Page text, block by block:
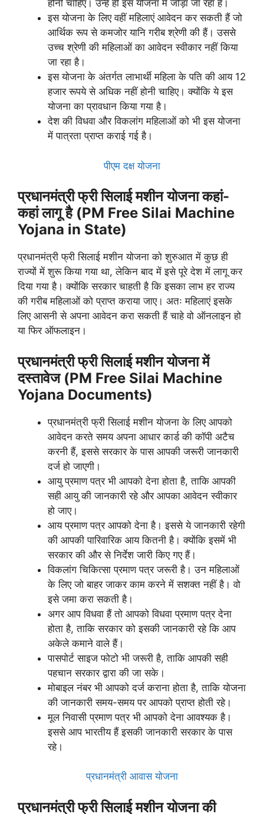
होनी चाहिए। उन्हें ही इस योजना में जोड़ा जा रहा है।
इस योजना के लिए वहीं महिलाएं आवेदन कर सकती हैं जो
आर्थिक रूप से कमजोर यानि गरीब श्रेणी की हैं। उससे
उच्च श्रेणी की महिलाओं का आवेदन स्वीकार नहीं किया
जा रहा है।
इस योजना के अंतर्गत लाभार्थी महिला के पति की आय 12
हजार रूपये से अधिक नहीं होनी चाहिए। क्योंकि ये इस
योजना का प्रावधान किया गया है।
देश की विधवा और विकलांग महिलाओं को भी इस योजना
में पात्रता प्राप्त कराई गई है।
पीएम दक्ष योजना
प्रधानमंत्री फ्री सिलाई मशीन योजना कहां-
कहां लागू है (PM Free Silai Machine
Yojana in State)
प्रधानमंत्री फ्री सिलाई मशीन योजना को शुरुआत में कुछ ही
राज्यों में शुरू किया गया था, लेकिन बाद में इसे पूरे देश में लागू कर
दिया गया है। क्योंकि सरकार चाहती है कि इसका लाभ हर राज्य
की गरीब महिलाओं को प्राप्त कराया जाए। अतः महिलाएं इसके
लिए आसनी से अपना आवेदन करा सकती हैं चाहे वो ऑनलाइन हो
या फिर ऑफलाइन।
प्रधानमंत्री फ्री सिलाई मशीन योजना में
दस्तावेज (PM Free Silai Machine
Yojana Documents)
प्रधानमंत्री फ्री सिलाई मशीन योजना के लिए आपको
आवेदन करते समय अपना आधार कार्ड की कॉपी अटैच
करनी हैं, इससे सरकार के पास आपकी जरूरी जानकारी
दर्ज हो जाएगी।
आयु प्रमाण पत्र भी आपको देना होता है, ताकि आपकी
सही आयु की जानकारी रहे और आपका आवेदन स्वीकार
हो जाए।
आय प्रमाण पत्र आपको देना है। इससे ये जानकारी रहेगी
की आपकी पारिवारिक आय कितनी है। क्योंकि इसमें भी
सरकार की और से निर्देश जारी किए गए हैं।
विकलांग चिकित्सा प्रमाण पत्र जरूरी है। उन महिलाओं
के लिए जो बाहर जाकर काम करने में सशक्त नहीं है। वो
इसे जमा करा सकती है।
अगर आप विधवा हैं तो आपको विधवा प्रमाण पत्र देना
होता है, ताकि सरकार को इसकी जानकारी रहे कि आप
अकेले कमाने वाले हैं।
पासपोर्ट साइज फोटो भी जरूरी है, ताकि आपकी सही
पहचान सरकार द्वारा की जा सके।
मोबाइल नंबर भी आपको दर्ज कराना होता है, ताकि योजना
की जानकारी समय-समय पर आपको प्राप्त होती रहे।
मूल निवासी प्रमाण पत्र भी आपको देना आवश्यक है।
इससे आप भारतीय हैं इसकी जानकारी सरकार के पास
रहे।
प्रधानमंत्री आवास योजना
प्रधानमंत्री फ्री सिलाई मशीन योजना की